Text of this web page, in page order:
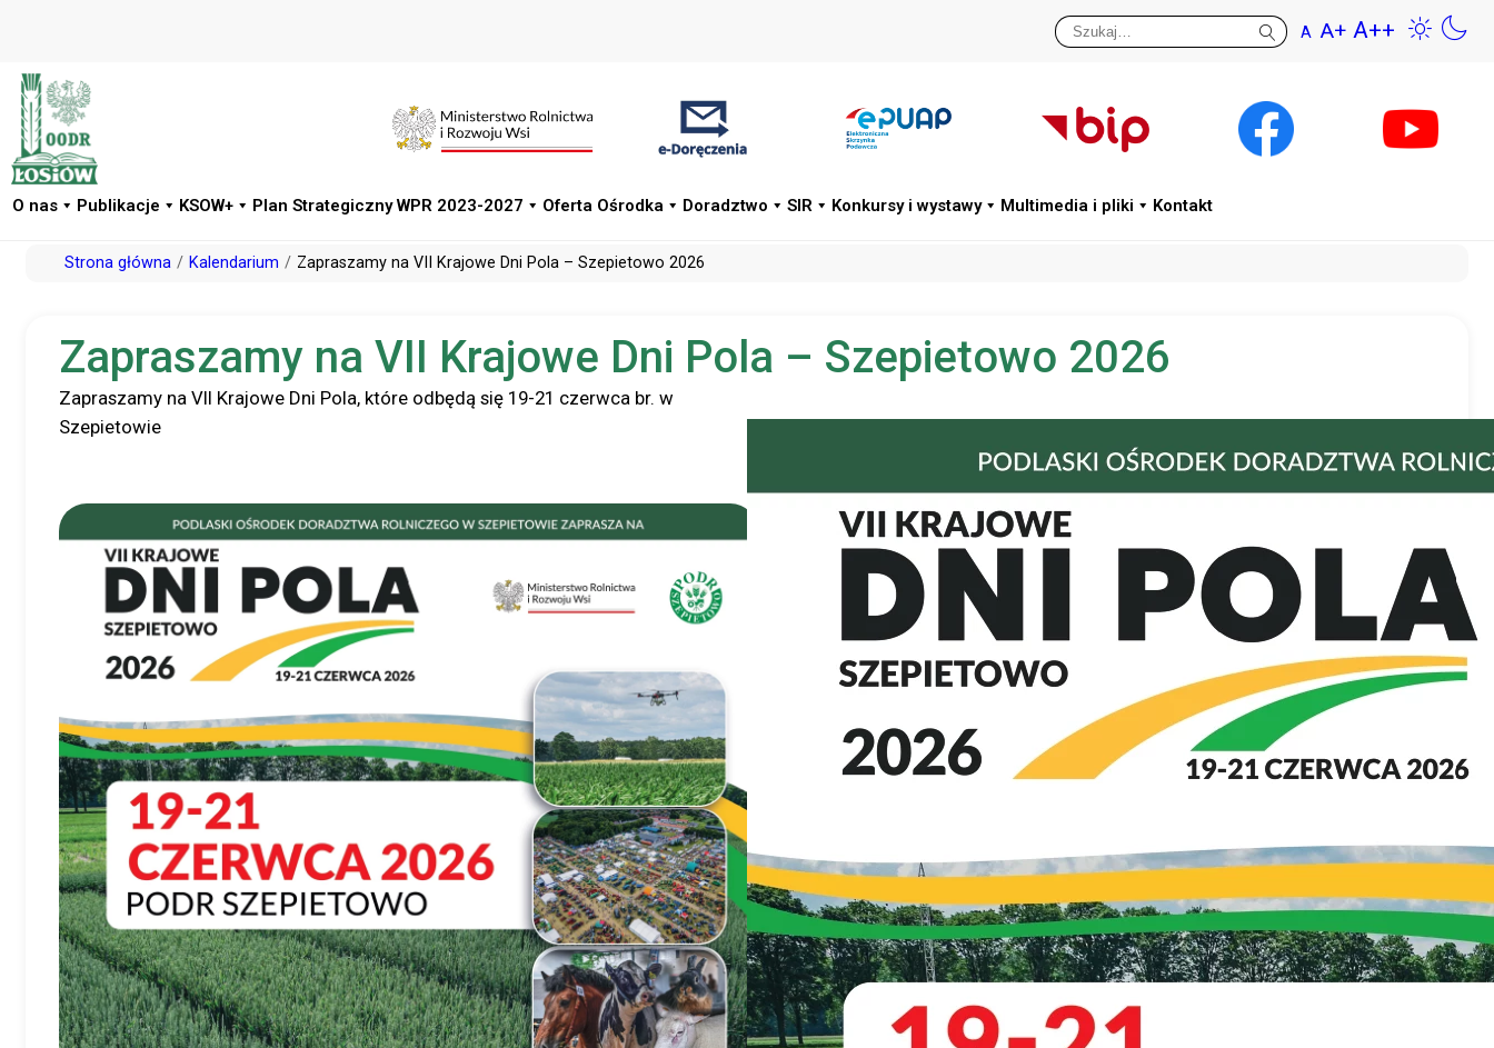
Przejdź
A A+ A++
O nas Publikacje KSOW+ Plan Strategiczny WPR 2023-2027 Oferta Ośrodka Doradztwo SIR Konkursy i wystawy Multimedia i pliki Kontakt
Strona główna Kalendarium Zapraszamy na VII Krajowe Dni Pola – Szepietowo 2026
Zapraszamy na VII Krajowe Dni Pola – Szepietowo 2026
Zapraszamy na VII Krajowe Dni Pola, które odbędą się 19-21 czerwca br. w
Szepietowie